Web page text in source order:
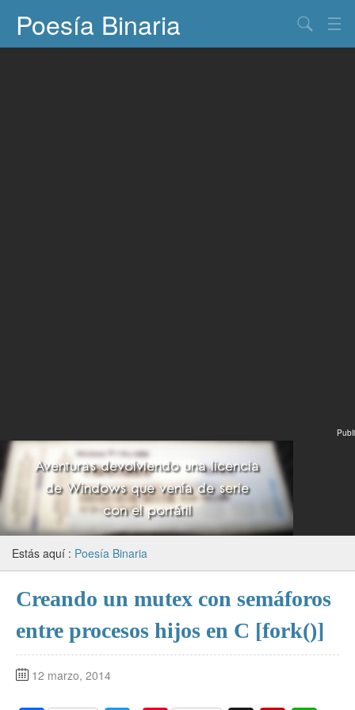
Poesía Binaria
Publi
Estás aquí : Poesía Binaria
Creando un mutex con semáforos
entre procesos hijos en C [fork()]
12 marzo, 2014